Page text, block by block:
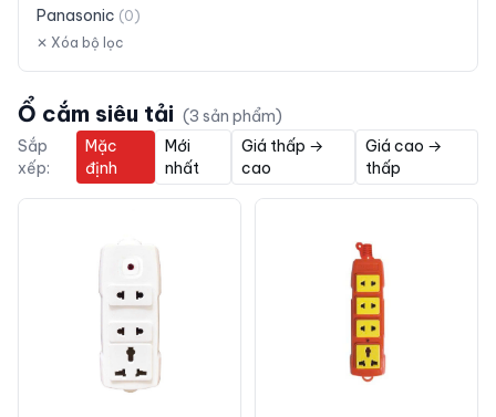
Panasonic (0)
Schneider Electric
Siemens (0)
✕ Xóa bộ lọc
Ổ cắm siêu tải (3 sản phẩm)
Sắp
xếp:
Mặc
định
Mới
nhất
Giá thấp →
cao
Giá cao →
thấp